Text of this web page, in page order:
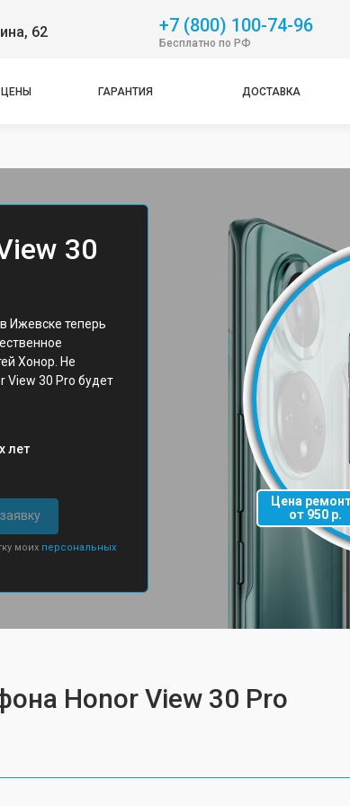
62 +7 (800) 100-74-96
Бесплатно по РФ
ЦЕНЫ ГАРАНТИЯ ДОСТАВКА
30
Ижевске теперь
Хонор. Не
View 30 Pro будет
лет
моих персональных
Цена
от 950 р.
Honor View 30 Pro